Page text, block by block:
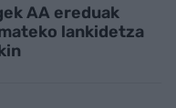
AA ereduak
lankidetza